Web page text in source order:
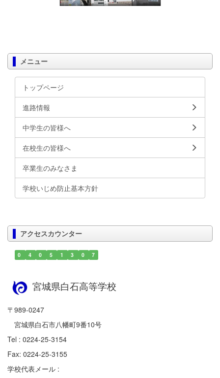
メニュー
トップページ
進路情報
中学生の皆様へ
在校生の皆様へ
卒業生のみなさま
学校いじめ防止基本方針
アクセスカウンター
0 4 0 5 1 3 0 7
宮城県白石高等学校
〒989-0247
宮城県白石市八幡町9番10号
Tel : 0224-25-3154
Fax: 0224-25-3155
学校代表メール :